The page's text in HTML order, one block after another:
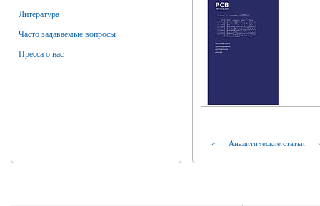
Литература
Часто задаваемые вопросы
Пресса о нас
« Аналитические статьи